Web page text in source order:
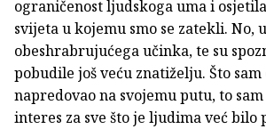
ograničenost ljudskoga uma i
svijeta u kojemu smo se zatekli. No,
obeshrabrujućega učinka, te su
pobudile još veću znatiželju. Što sam
napredovao na svojemu putu, to
interes za sve što je ljudima već bilo